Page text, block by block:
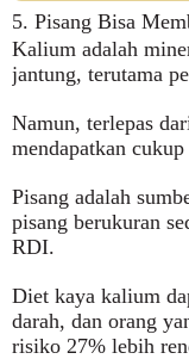
5. Pisang Bisa
Kalium adalah
jantung, terutama
Namun, terlepas
mendapatkan
Pisang adalah
pisang berukuran
RDI.
Diet kaya kalium
darah, dan orang
risiko 27% lebih